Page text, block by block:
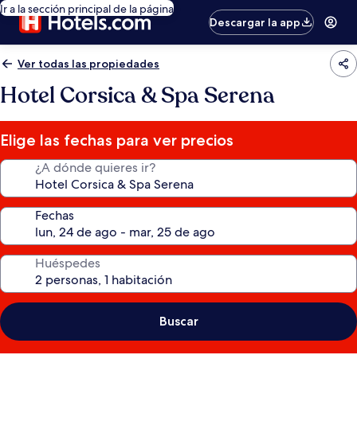
Ir a la sección principal de la página
Descargar la app
Ver todas las propiedades
Hotel Corsica & Spa Serena
Elige las fechas para ver precios
¿A dónde quieres ir?
Fechas
Huéspedes
Buscar